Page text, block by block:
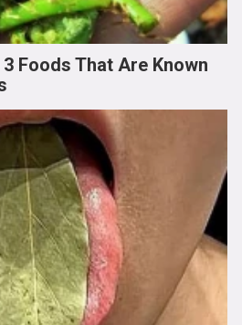
Foods That Are Known